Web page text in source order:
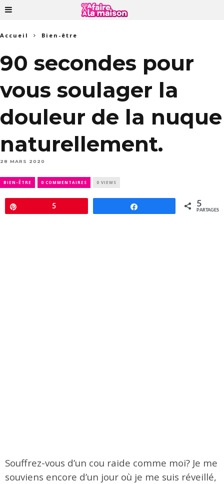
Accueil Bien-être
90 secondes pour
vous soulager la
douleur de la nuque
naturellement.
28 MARS 2020
BIEN-ÊTRE 0 COMMENTAIRES 0 VIEWS
5 5
PARTAGES
Souffrez-vous d’un cou raide comme moi? Je me
souviens encore d’un jour où je me suis réveillé,